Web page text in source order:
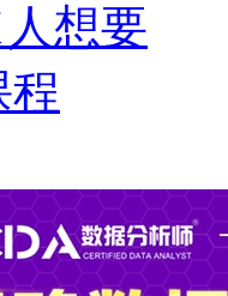
人想要
程